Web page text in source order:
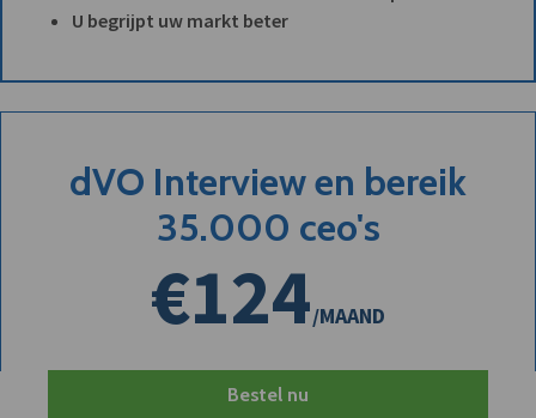
U begrijpt uw markt beter
dVO Interview en bereik
35.000 ceo's
€124/MAAND
Bestel nu